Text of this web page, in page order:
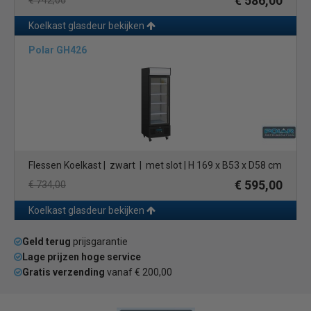
Koelkast glasdeur bekijken
Polar GH426
Flessen Koelkast | zwart | met slot | H 169 x B53 x D58 cm
€ 734,00
€ 595,00
Koelkast glasdeur bekijken
Geld terug prijsgarantie
Lage prijzen hoge service
Gratis verzending vanaf € 200,00